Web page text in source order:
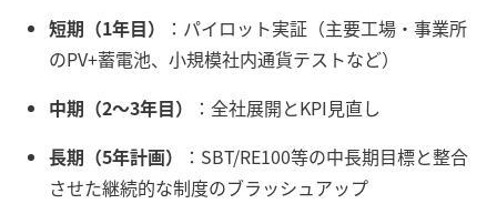
短期（1年目）
：パイロット実証（主要工場・事業所
のPV+蓄電池、小規模社内通貨テストなど）
中期（2～3年目）
：全社展開とKPI見直し
長期（5年計画）
：SBT/RE100等の中長期目標と整合
させた継続的な制度のブラッシュアップ